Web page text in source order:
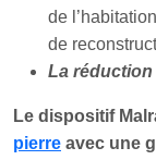
de
de
La réduction
Le dispositif
pierre avec une